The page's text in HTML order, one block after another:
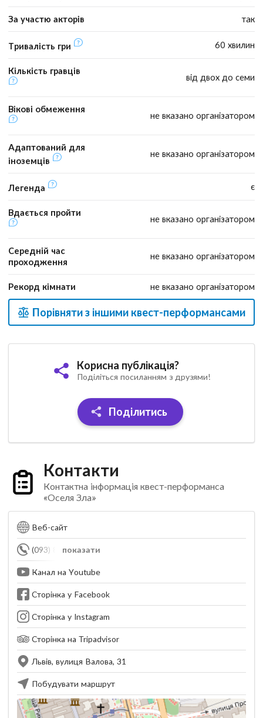
За участю акторів так
Тривалість гри 60 хвилин
Кількість гравців
від двох до семи
Вікові обмеження
не вказано організатором
Адаптований для
іноземців
не вказано організатором
Легенда є
Вдається пройти
не вказано організатором
Середній час
проходження
не вказано організатором
Рекорд кімнати не вказано організатором
Порівняти з іншими квест-перформансами
Корисна публікація?
Поділіться посиланням з друзями!
Поділитись
Контакти
Контактна інформація квест-перформанса
«Оселя Зла»
Веб-сайт
показати
(093) 820-00-51
Канал на Youtube
Сторінка у Facebook
Сторінка у Instagram
Сторінка на Tripadvisor
Львів, вулиця Валова, 31
Побудувати маршрут